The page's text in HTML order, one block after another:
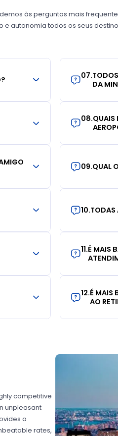
às perguntas mais
autonomia todos os seus
07.
DA
08.QUAIS
09.QUAL
10.TODAS
11.É MAIS
12.É MAIS
AO
competitive
unpleasant
a
rates,